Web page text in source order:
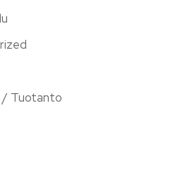
/ Tuotanto